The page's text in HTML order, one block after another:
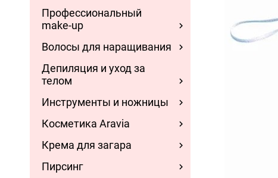
Профессиональный
make-up
Волосы для наращивания
Депиляция и уход за
телом
Инструменты и ножницы
Косметика Aravia
Крема для загара
Пирсинг